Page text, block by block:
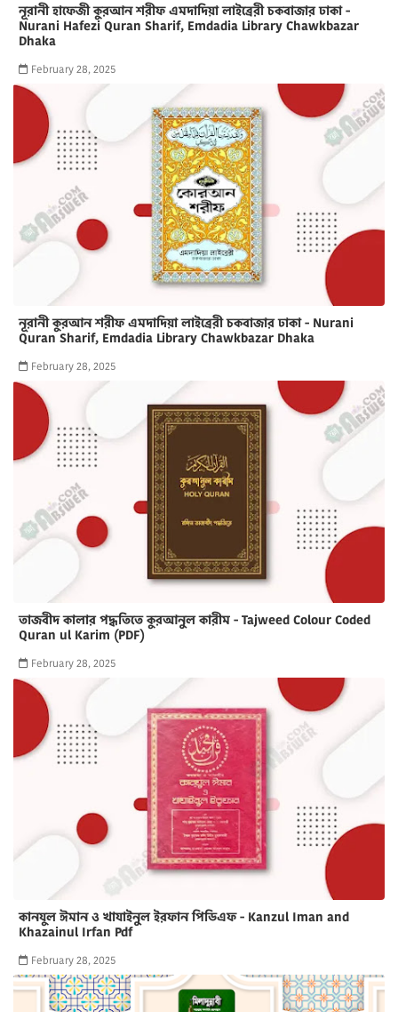
নূরানী হাফেজী কুরআন শরীফ এমদাদিয়া লাইব্রেরী চকবাজার ঢাকা -
Nurani Hafezi Quran Sharif, Emdadia Library Chawkbazar
Dhaka
February 28, 2025
নূরানী কুরআন শরীফ এমদাদিয়া লাইব্রেরী চকবাজার ঢাকা - Nurani
Quran Sharif, Emdadia Library Chawkbazar Dhaka
February 28, 2025
তাজবীদ কালার পদ্ধতিতে কুরআনুল কারীম - Tajweed Colour Coded
Quran ul Karim (PDF)
February 28, 2025
কানযুল ঈমান ও খাযাইনুল ইরফান পিডিএফ - Kanzul Iman and
Khazainul Irfan Pdf
February 28, 2025